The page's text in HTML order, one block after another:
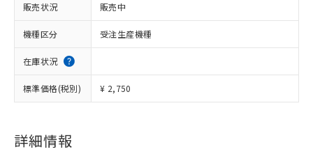
販売状況 販売中
機種区分 受注生産機種
在庫状況
標準価格(税別) ¥ 2,750
詳細情報